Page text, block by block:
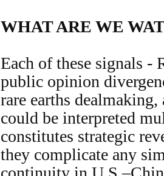
WHAT ARE WE
Each of these signals -
public opinion
rare earths
could be interpreted
constitutes strategic
they complicate any